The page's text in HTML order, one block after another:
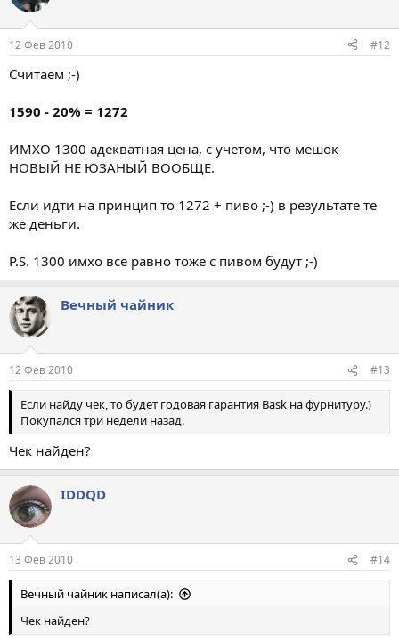
12 Фев 2010 #12
Считаем ;-)
1590 - 20% = 1272
ИМХО 1300 адекватная цена, с учетом, что мешок
НОВЫЙ НЕ ЮЗАНЫЙ ВООБЩЕ.
Если идти на принцип то 1272 + пиво ;-) в результате те
же деньги.
P.S. 1300 имхо все равно тоже с пивом будут ;-)
Вечный чайник
12 Фев 2010 #13
Если найду чек, то будет годовая гарантия Bask на фурнитуру.)
Покупался три недели назад.
Чек найден?
IDDQD
13 Фев 2010 #14
Вечный чайник написал(а):
Чек найден?